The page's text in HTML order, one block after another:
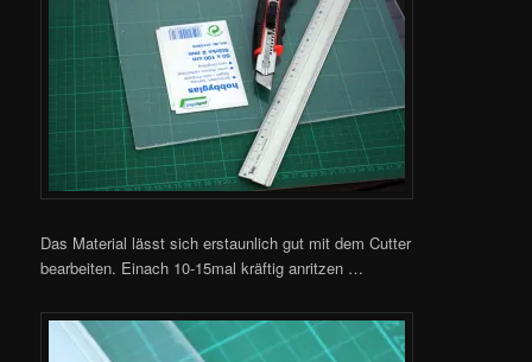
Das Material lässt sich erstaunlich gut mit dem Cutter
bearbeiten. Einach 10-15mal kräftig anritzen …